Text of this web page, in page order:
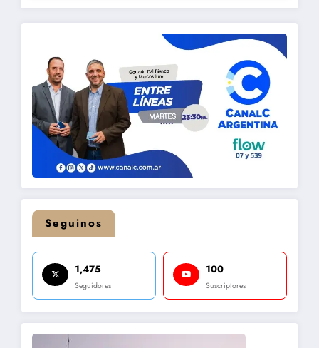
Seguinos
1,475
Seguidores
100
Suscriptores